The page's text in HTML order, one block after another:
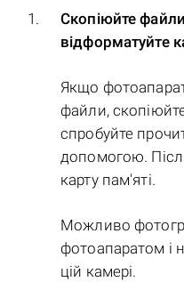
Скопіюйте
відформатуйте
Якщо
файли,
спробуйте
допомогою.
карту пам'яті.
Можливо
фотоапаратом і
цій камері.